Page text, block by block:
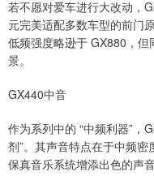
若不愿对爱车进行大改动，
元完美适配多数车型的前门
低频强度略逊于 GX880，
景。
GX440中音
作为系列中的 “中频利器”，
剂”。其声音特点在于中频
保真音乐系统增添出色的声